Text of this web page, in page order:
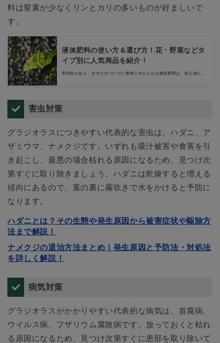
料は窒素が少なくリンとカリの多いものが好ましいで
す。
液体肥料の使い方＆選び方！花・野菜などタ
イプ別に人気商品を紹介！
即効性があり、水やりのついでに簡単に与えられる液体肥料は、初心者にも
害虫対策
グラジオラスにつきやすい代表的な害虫は、ハダニ、ア
ザミウマ、ナメクジです。いずれも吸汁被害や食害を引
き起こし、最悪の場合枯れる原因になるため、見つけ次
第すぐに取り除きましょう。ハダニは乾燥すると増える
傾向にあるので、葉の裏に霧吹きで水をかけると予防に
なります。
ハダニとは？その生態や発生原因から被害症状や駆除方
法まで解説！
ナメクジの退治方法まとめ！発生原因と予防法・対処法
を詳しく解説！
病気対策
グラジオラスがかかりやすい代表的な病気は、首腐病、
ウイルス病、フザリウム腐敗病です。放っておくと枯れ
る原因になるため、見つけ次第すぐに患部を取り除いて